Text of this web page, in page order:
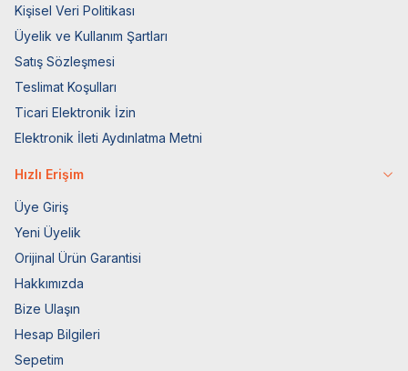
Kişisel Veri Politikası
Üyelik ve Kullanım Şartları
Satış Sözleşmesi
Teslimat Koşulları
Ticari Elektronik İzin
Elektronik İleti Aydınlatma Metni
Hızlı Erişim
Üye Giriş
Yeni Üyelik
Orijinal Ürün Garantisi
Hakkımızda
Bize Ulaşın
Hesap Bilgileri
Sepetim